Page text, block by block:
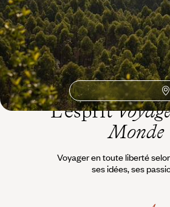
Likoma Island
Lac Malawi Ile
Canoe Kayak
L’esprit
Monde
Voyager en toute liberté
ses idées, ses